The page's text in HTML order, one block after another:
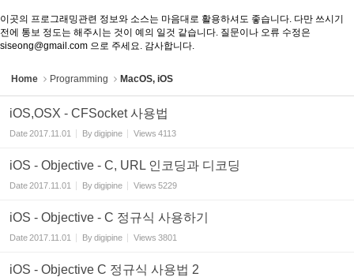
이곳의 프로그래밍관련 정보와 소스는 마음대로 활용하셔도 좋습니다. 다만 쓰시기
전에 통보 정도는 해주시는 것이 예의 일것 같습니다. 질문이나 오류 수정은
siseong@gmail.com 으로 주세요. 감사합니다.
Home Programming MacOS, iOS
iOS,OSX - CFSocket 사용법
Date2017.11.01 Bydigipine Views 4113
iOS - Objective - C, URL 인코딩과 디코딩
Date2017.11.01 Bydigipine Views 5229
iOS - Objective - C 정규식 사용하기
Date2017.11.01 Bydigipine Views 3801
iOS - Objective C 정규식 사용법 2